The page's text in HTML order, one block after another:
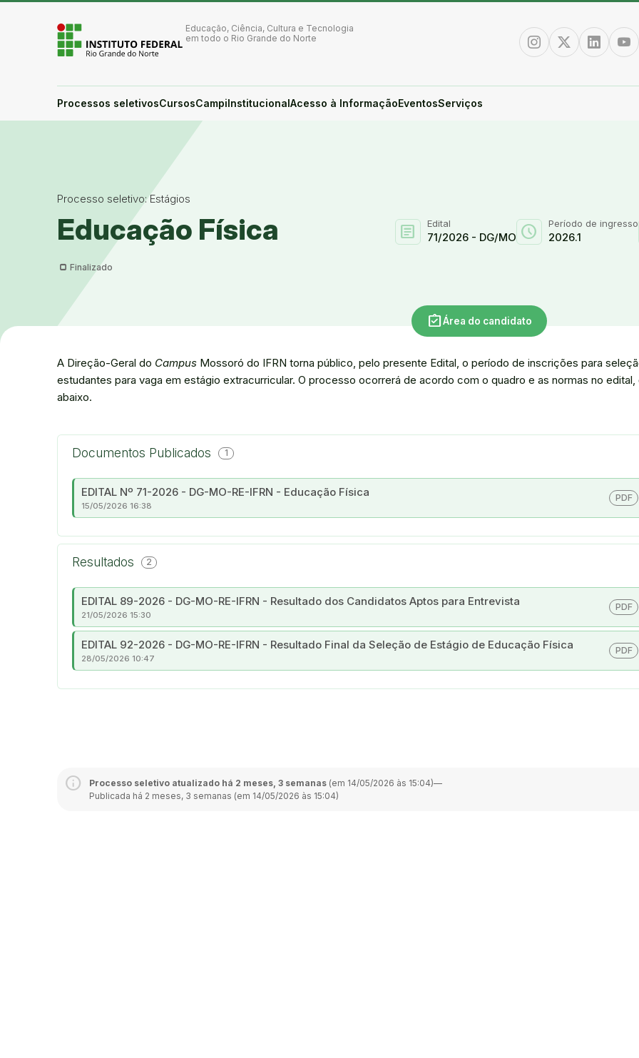
Ir para a página inicial
Ir para a busca
Ir para o menu principal
Ir para o conteúdo
Alto contraste
Login da Área Administrativa
Educação, Ciência, Cultura e Tecnologia
em todo o Rio Grande do Norte
InstagramTwitter/XLinkedin
Processos seletivosCursosCampiInstitucionalAcesso à InformaçãoEventosServiços
Processo seletivo: Estágios
Educação Física
Finalizado
article Edital
71/2026 - DG/MO schedule Período de ingresso
2026.1
assignment_turned_inÁrea do candidato
A Direção-Geral do Campus Mossoró do IFRN torna público, pelo presente Edital, o período de inscrições para
estudantes para vaga em estágio extracurricular. O processo ocorrerá de acordo com o quadro e as normas no edital,
abaixo.
Documentos Publicados 1
EDITAL Nº 71-2026 - DG-MO-RE-IFRN - Educação Física PDF
15/05/2026 16:38
Resultados 2
EDITAL 89-2026 - DG-MO-RE-IFRN - Resultado dos Candidatos Aptos para Entrevista PDF
21/05/2026 15:30
EDITAL 92-2026 - DG-MO-RE-IFRN - Resultado Final da Seleção de Estágio de Educação Física PDF
28/05/2026 10:47
Processo seletivo atualizado há 2 meses, 3 semanas (em 14/05/2026 às 15:04)—
Publicada há 2 meses, 3 semanas (em 14/05/2026 às 15:04)